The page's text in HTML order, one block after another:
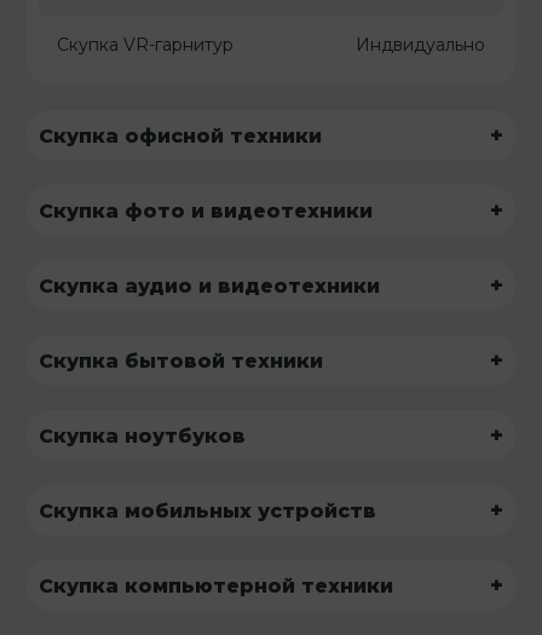
Скупка VR-гарнитур Индвидуально
Скупка офисной техники +
Скупка фото и видеотехники +
Скупка аудио и видеотехники +
Скупка бытовой техники +
Скупка ноутбуков +
Скупка мобильных устройств +
Скупка компьютерной техники +